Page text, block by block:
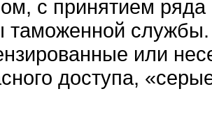
с принятием
таможенной
или
доступа,